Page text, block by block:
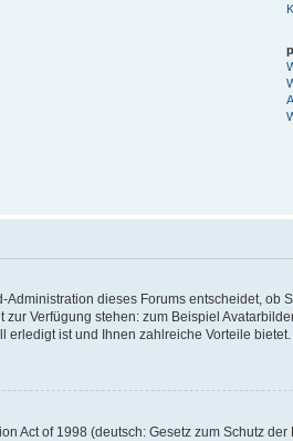
dieses Forums entscheidet,
Verfügung stehen: zum Beispiel
erledigt ist und Ihnen zahlreiche Vorteile bietet.
Act of 1998 (deutsch: Gesetz zum Schutz